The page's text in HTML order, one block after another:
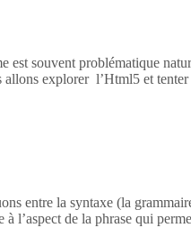
est souvent problématique
allons explorer l’Html5 et
entre la syntaxe (la
à l’aspect de la phrase qui